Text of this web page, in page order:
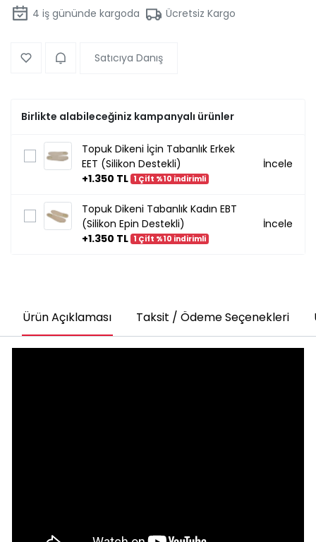
4 iş gününde kargoda Ücretsiz Kargo
Satıcıya Danış
Birlikte alabileceğiniz kampanyalı ürünler
Topuk Dikeni İçin Tabanlık Erkek
EET (Silikon Destekli)
+1.350 TL 1 Çift %10 indirimli
İncele
Topuk Dikeni Tabanlık Kadın EBT
(Silikon Epin Destekli)
+1.350 TL 1 Çift %10 indirimli
İncele
Ürün Açıklaması Taksit / Ödeme Seçenekleri